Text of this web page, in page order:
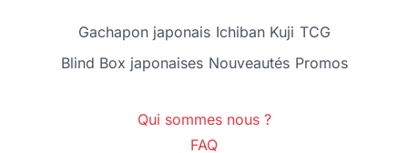
Gachapon japonais Ichiban Kuji TCG
Blind Box japonaises Nouveautés Promos
Qui sommes nous ?
FAQ